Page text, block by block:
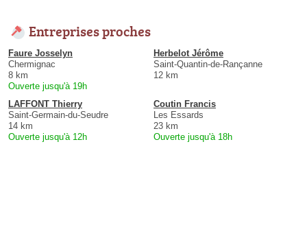
Entreprises proches
Faure Josselyn
Chermignac
8 km
Ouverte jusqu'à 19h
Herbelot Jérôme
Saint-Quantin-de-Rançanne
12 km
LAFFONT Thierry
Saint-Germain-du-Seudre
14 km
Ouverte jusqu'à 12h
Coutin Francis
Les Essards
23 km
Ouverte jusqu'à 18h